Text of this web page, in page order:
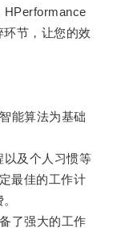
节，让您的效
能算法为基础
及个人习惯等
最佳的工作计
了强大的工作